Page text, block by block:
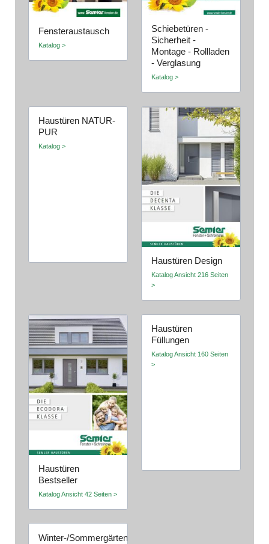
Fensteraustausch
Katalog >
Schiebetüren -
Sicherheit -
Montage - Rollladen
- Verglasung
Katalog >
Haustüren NATUR-
PUR
Katalog >
Haustüren Design
Katalog Ansicht 216 Seiten
>
Haustüren
Bestseller
Katalog Ansicht 42 Seiten >
Haustüren
Füllungen
Katalog Ansicht 160 Seiten
>
Winter-/Sommergärten